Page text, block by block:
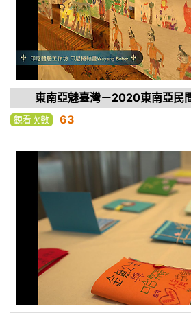
東南亞魅臺灣－2020東南亞民
觀看次數 63